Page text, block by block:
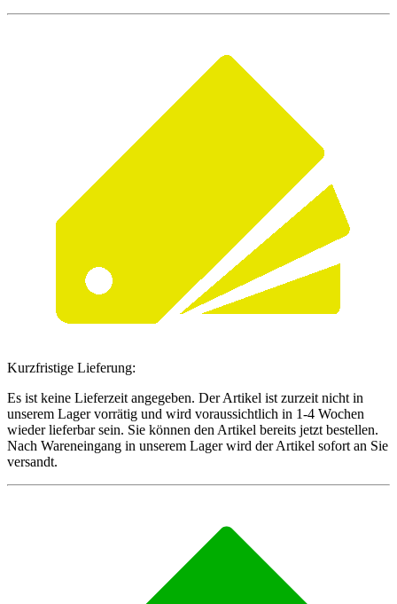
Kurzfristige Lieferung:
Es ist keine Lieferzeit angegeben. Der Artikel ist zurzeit nicht in
unserem Lager vorrätig und wird voraussichtlich in 1-4 Wochen
wieder lieferbar sein. Sie können den Artikel bereits jetzt bestellen.
Nach Wareneingang in unserem Lager wird der Artikel sofort an Sie
versandt.